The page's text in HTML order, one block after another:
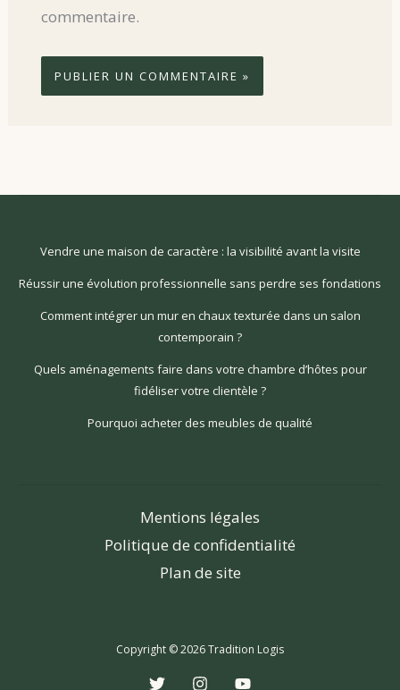
commentaire.
Vendre une maison de caractère : la visibilité avant la visite
Réussir une évolution professionnelle sans perdre ses fondations
Comment intégrer un mur en chaux texturée dans un salon
contemporain ?
Quels aménagements faire dans votre chambre d’hôtes pour
fidéliser votre clientèle ?
Pourquoi acheter des meubles de qualité
Mentions légales
Politique de confidentialité
Plan de site
Copyright © 2026 Tradition Logis